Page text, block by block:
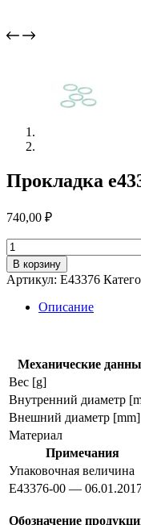
Прокладка
740,00 ₽
Количество
товара
Прокладка
e43376
В корзину
Артикул: E43376
Описание
Механические
Вес [g]
Внутренний диаметр
Внешний диаметр [mm]
Материал
Примечания
Упаковочная величина
E43376-00 —
Обозначение